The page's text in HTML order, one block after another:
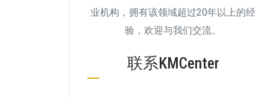
业机构，拥有该领域超过20年以上的经
验，欢迎与我们交流。
联系KMCenter